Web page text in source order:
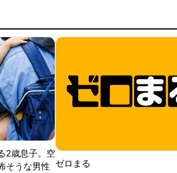
2歳息子。空
そうな男性 ゼロまる